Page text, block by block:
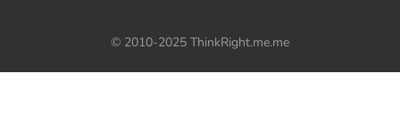
© 2010-2025 ThinkRight.me.me